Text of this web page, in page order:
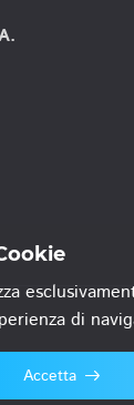
di
Accetta